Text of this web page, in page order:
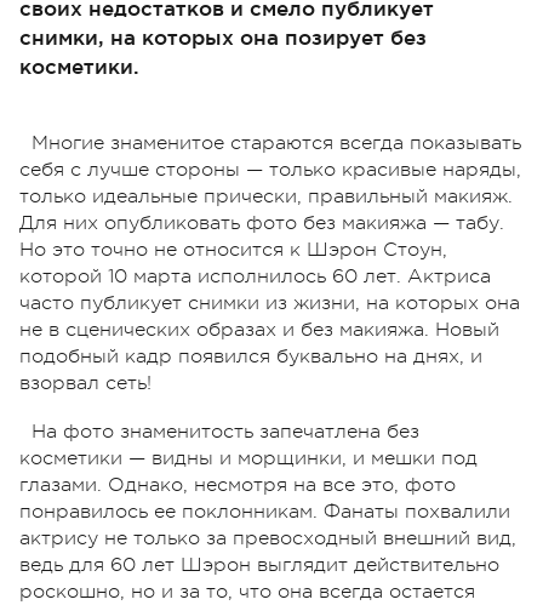
своих недостатков и смело публикует
снимки, на которых она позирует без
косметики.
Многие знаменитое стараются всегда показывать
себя с лучше стороны — только красивые наряды,
только идеальные прически, правильный макияж.
Для них опубликовать фото без макияжа — табу.
Но это точно не относится к Шэрон Стоун,
которой 10 марта исполнилось 60 лет. Актриса
часто публикует снимки из жизни, на которых она
не в сценических образах и без макияжа. Новый
подобный кадр появился буквально на днях, и
взорвал сеть!
На фото знаменитость запечатлена без
косметики — видны и морщинки, и мешки под
глазами. Однако, несмотря на все это, фото
понравилось ее поклонникам. Фанаты похвалили
актрису не только за превосходный внешний вид,
ведь для 60 лет Шэрон выглядит действительно
роскошно, но и за то, что она всегда остается